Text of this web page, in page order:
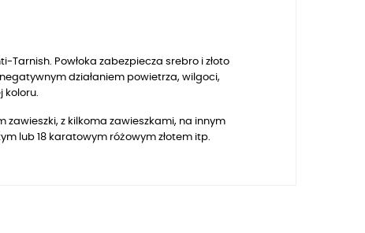
Powłoka zabezpiecza srebro i złoto
działaniem powietrza, wilgoci,
koloru.
zawieszki, z kilkoma zawieszkami, na innym
lub 18 karatowym różowym złotem itp.